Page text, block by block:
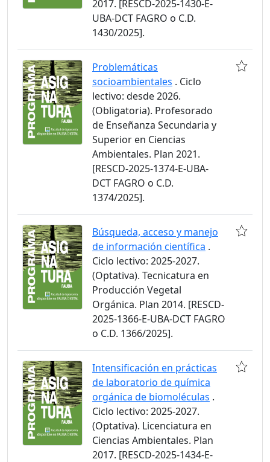
2017. [RESCD-2025-1430-E-
UBA-DCT FAGRO o C.D.
1430/2025].
Problemáticas
socioambientales . Ciclo
lectivo: desde 2026.
(Obligatoria). Profesorado
de Enseñanza Secundaria y
Superior en Ciencias
Ambientales. Plan 2021.
[RESCD-2025-1374-E-UBA-
DCT FAGRO o C.D.
1374/2025].
Búsqueda, acceso y manejo
de información científica .
Ciclo lectivo: 2025-2027.
(Optativa). Tecnicatura en
Producción Vegetal
Orgánica. Plan 2014. [RESCD-
2025-1366-E-UBA-DCT FAGRO
o C.D. 1366/2025].
Intensificación en prácticas
de laboratorio de química
orgánica de biomoléculas .
Ciclo lectivo: 2025-2027.
(Optativa). Licenciatura en
Ciencias Ambientales. Plan
2017. [RESCD-2025-1434-E-